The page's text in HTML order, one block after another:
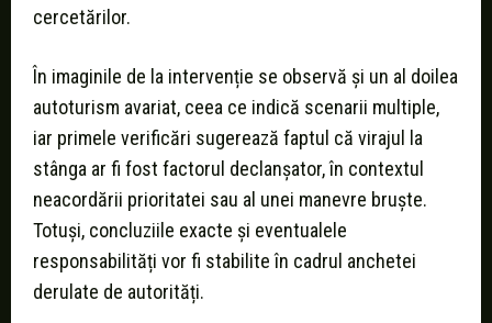
cercetărilor.
În imaginile de la intervenție se observă și un al doilea
autoturism avariat, ceea ce indică scenarii multiple,
iar primele verificări sugerează faptul că virajul la
stânga ar fi fost factorul declanșator, în contextul
neacordării prioritatei sau al unei manevre bruşte.
Totuși, concluziile exacte și eventualele
responsabilități vor fi stabilite în cadrul anchetei
derulate de autorități.